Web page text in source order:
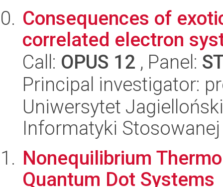
Consequences of
correlated electron
Call: OPUS 12 , Panel:
Principal investigator:
Uniwersytet
Informatyki Stosowanej
Nonequilibrium
Quantum Dot Systems